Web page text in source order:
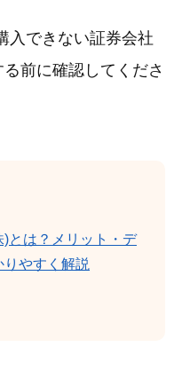
入できない証券会社
前に確認してくださ
)とは？メリット・デ
りやすく解説